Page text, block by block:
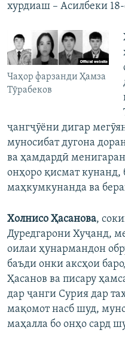
хурдиаш – Асилбеки
Чаҳор фарзанди Ҳамза
Тӯрабеков
ҷангҷӯёни дигар
муносибат дугона
ва ҳамдардӣ
онҳоро қисмат кунанд,
маҳкумкунанда ва
Холнисо Ҳасанова,
Дуредгарони Хуҷанд,
оилаи ҳунармандон
баъди онки аксҳои
Ҳасанов ва писару
дар ҷанги Сурия дар
мақомот насб шуд,
маҳалла бо онҳо сард